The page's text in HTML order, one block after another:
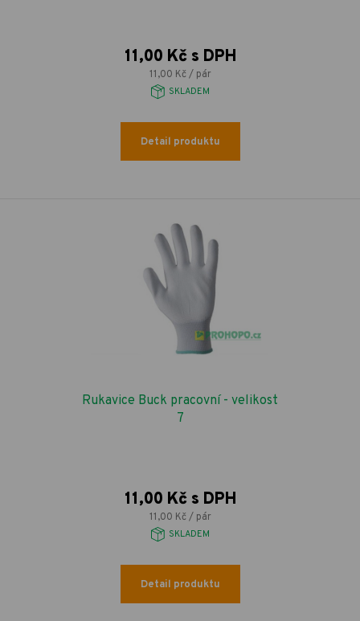
11,00 Kč s DPH
11,00 Kč / pár
SKLADEM
Detail produktu
Rukavice Buck pracovní - velikost
7
11,00 Kč s DPH
11,00 Kč / pár
SKLADEM
Detail produktu